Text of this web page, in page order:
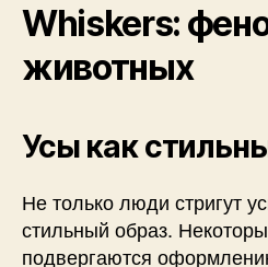
Whiskers:
животных
Усы как
Не только люди стригут
стильный образ.
подвергаются